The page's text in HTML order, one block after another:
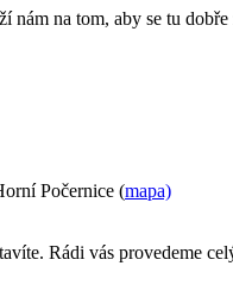
nám na tom, aby se tu
Počernice (mapa)
Rádi vás provedeme